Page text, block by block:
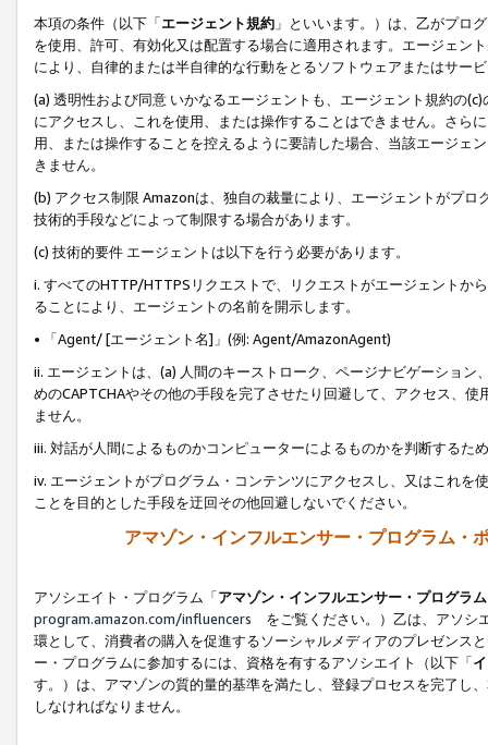
本項の条件（以下「エージェント規約 」といいます。）は、乙がプロ
を使用、許可、有効化又は配置する場合に適用されます。エージェン
により、自律的または半自律的な行動をとるソフトウェアまたはサー
(a) 透明性および同意 いかなるエージェントも、エージェント規約の
にアクセスし、これを使用、または操作することはできません。さら
用、または操作することを控えるように要請した場合、当該エージェ
きません。
(b) アクセス制限 Amazonは、独自の裁量により、エージェントがプ
技術的手段などによって制限する場合があります。
(c) 技術的要件 エージェントは以下を行う必要があります。
i. すべてのHTTP/HTTPSリクエストで、リクエストがエージェントか
ることにより、エージェントの名前を開示します。
• 「Agent/ [エージェント名]」(例: Agent/AmazonAgent)
ii. エージェントは、(a) 人間のキーストローク、ページナビゲーショ
めのCAPTCHAやその他の手段を完了させたり回避して、アクセス、
ません。
iii. 対話が人間によるものかコンピューターによるものかを判断するた
iv. エージェントがプログラム・コンテンツにアクセスし、又はこれ
ことを目的とした手段を迂回その他回避しないでください。
アマゾン・インフルエンサー・プログラム・
アソシエイト・プログラム「アマゾン・インフルエンサー・プログラム
program.amazon.com/influencers をご覧ください。）乙は、アソシ
環として、消費者の購入を促進するソーシャルメディアのプレゼンス
ー・プログラムに参加するには、資格を有するアソシエイト（以下「
す。）は、アマゾンの質的量的基準を満たし、登録プロセスを完了し、
しなければなりません。